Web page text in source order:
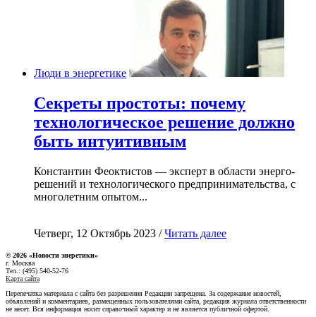
Люди в энергетике
Секреты простоты: почему
технологическое решение должно
быть интуитивным
Константин Феоктистов — эксперт в области энерго-
решений и технологического предпринимательства, с
многолетним опытом...
Четверг, 12 Октябрь 2023 /Читать далее
© 2026 «Новости энеретики»
г. Москва
Тел.: (495) 540-52-76
Карта сайта
Перепечатка материала с сайта без разрешения Редакции запрещена. За содержание новостей,
объявлений и комментариев, размещенных пользователями сайта, редакция журнала ответственности
не несет. Вся информация носит справочный характер и не является публичной офертой.